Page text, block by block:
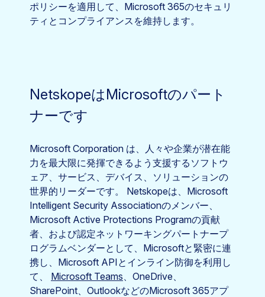
ポリシーを適用して、Microsoft 365のセキュリ
ティとコンプライアンスを維持します。
NetskopeはMicrosoftのパート
ナーです
Microsoft Corporation は、人々や企業が潜在能
力を最大限に発揮できるよう支援するソフトウ
ェア、サービス、デバイス、ソリューションの
世界的リーダーです。 Netskopeは、Microsoft
Intelligent Security Associationのメンバー、
Microsoft Active Protections Programの貢献
者、および認定ネットワーキングパートナープ
ログラムベンダーとして、Microsoftと緊密に連
携し、Microsoft APIとインライン防御を利用し
て、 Microsoft Teams、OneDrive、
SharePoint、OutlookなどのMicrosoft 365アプ